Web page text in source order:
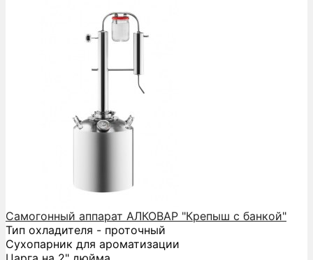
Самогонный аппарат АЛКОВАР "Крепыш с банкой"
Тип охладителя - проточный
Сухопарник для ароматизации